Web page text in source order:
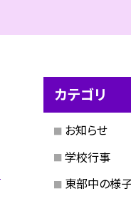
カテゴリ
お知らせ
学校行事
東部中の様